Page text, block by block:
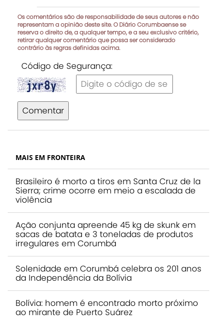
Os comentários são de responsabilidade de seus autores e não
representam a opinião deste site. O Diário Corumbaense se
reserva o direito de, a qualquer tempo, e a seu exclusivo critério,
retirar qualquer comentário que possa ser considerado
contrário às regras definidas acima.
Código de Segurança:
Comentar
MAIS EM FRONTEIRA
Brasileiro é morto a tiros em Santa Cruz de la
Sierra; crime ocorre em meio a escalada de
violência
Ação conjunta apreende 45 kg de skunk em
sacas de batata e 3 toneladas de produtos
irregulares em Corumbá
Solenidade em Corumbá celebra os 201 anos
da Independência da Bolívia
Bolívia: homem é encontrado morto próximo
ao mirante de Puerto Suárez